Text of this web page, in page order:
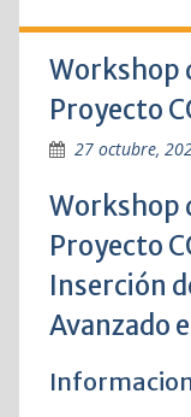
Workshop
Proyecto
27 octubre,
Workshop
Proyecto
Inserción
Avanzado